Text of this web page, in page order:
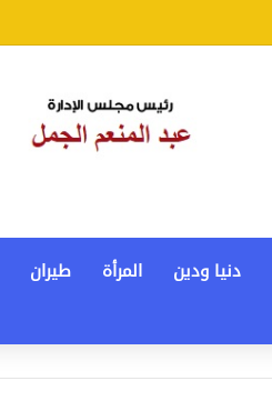
دنيا ودين المرأة طيران